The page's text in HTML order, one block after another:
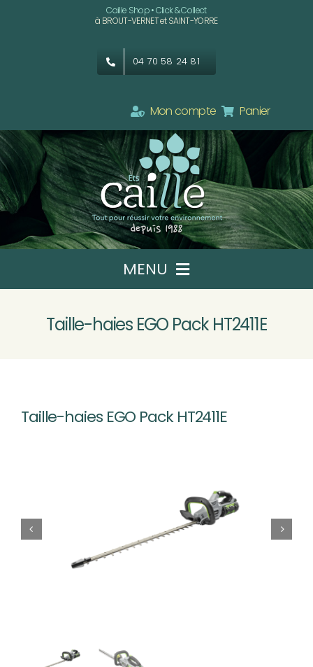
Caille Shop • Click & Collect
à BROUT-VERNET et SAINT-YORRE
04 70 58 24 81
Mon compte Panier
MENU
Taille-haies EGO Pack HT2411E
Taille-haies EGO Pack HT2411E